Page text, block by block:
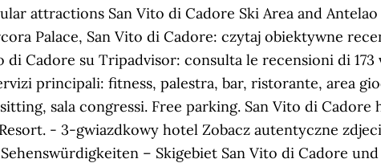
attractions San Vito di Cadore Ski Area and
Palace, San Vito di Cadore: czytaj obiektywne
di Cadore su Tripadvisor: consulta le recensioni di
principali: fitness, palestra, bar, ristorante, area
sala congressi. Free parking. San Vito di
- 3-gwiazdkowy hotel Zobacz autentyczne
– Skigebiet San Vito di Cadore